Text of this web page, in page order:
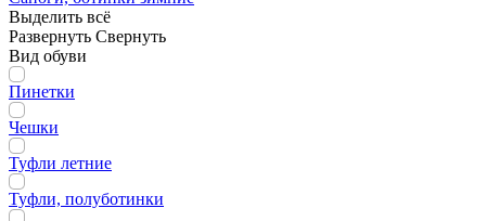
Выделить всё
Развернуть Свернуть
Вид обуви
Пинетки
Чешки
Туфли летние
Туфли, полуботинки